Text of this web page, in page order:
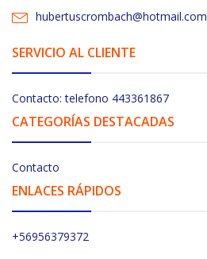
hubertuscrombach@hotmail.com
SERVICIO AL CLIENTE
Contacto: telefono 443361867
CATEGORÍAS DESTACADAS
Contacto
ENLACES RÁPIDOS
+56956379372